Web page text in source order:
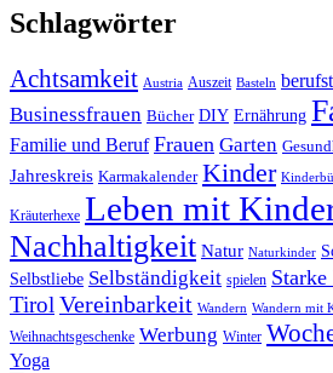
Schlagwörter
Achtsamkeit Austria Auszeit Basteln
Businessfrauen Bücher DIY Ernährung
Familie und Beruf Frauen Garten
Jahreskreis Karmakalender Kinder
Kräuterhexe Leben mit
Nachhaltigkeit Natur Naturkinder
Selbstliebe Selbständigkeit spielen Starke
Tirol Vereinbarkeit Wandern Wandern mit
Weihnachtsgeschenke Werbung Winter
Yoga